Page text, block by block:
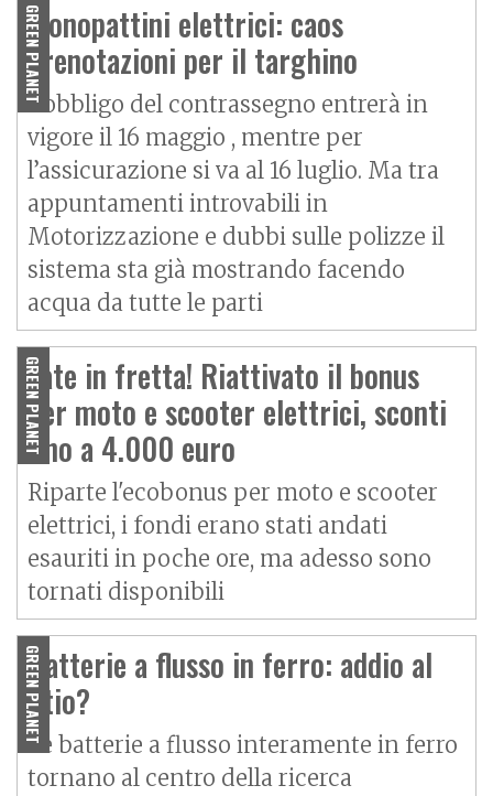
GREEN PLANET
Monopattini elettrici: caos
prenotazioni per il targhino
L’obbligo del contrassegno entrerà in
vigore il 16 maggio , mentre per
l’assicurazione si va al 16 luglio. Ma tra
appuntamenti introvabili in
Motorizzazione e dubbi sulle polizze il
sistema sta già mostrando facendo
acqua da tutte le parti
GREEN PLANET
Fate in fretta! Riattivato il bonus
per moto e scooter elettrici, sconti
fino a 4.000 euro
Riparte l'ecobonus per moto e scooter
elettrici, i fondi erano stati andati
esauriti in poche ore, ma adesso sono
tornati disponibili
GREEN PLANET
Batterie a flusso in ferro: addio al
litio?
Le batterie a flusso interamente in ferro
tornano al centro della ricerca